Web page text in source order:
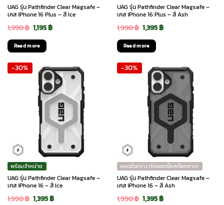
UAG รุ่น Pathfinder Clear Magsafe –
เคส iPhone 16 Plus – สี Ice
1,990฿ Original
price
was:
1,990 ฿.
1,195฿Current
1,195 ฿.
Read more
UAG รุ่น Pathfinder Clear Magsafe –
เคส iPhone 16 Plus – สี Ash
1,990฿ Original
price
was:
1,990 ฿.
1,395฿Current
1,395 ฿.
Read more
-30%
พร้อมจำหน่าย
UAG รุ่น Pathfinder Clear Magsafe –
เคส iPhone 16 – สี Ice
1,990฿ Original
1,395฿Current
-30%
หมดชั่วคราว ทักแชทเช็คสต๊อกสาขา
UAG รุ่น Pathfinder Clear Magsafe –
เคส iPhone 16 – สี Ash
1,990฿ Original
1,395฿Current